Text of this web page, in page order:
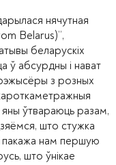
нячутная
Belarus)”,
беларускіх
ў абсурдны і нават
з розных
ўтвараюць разам,
што стужка
пакажа нам першую
што ўнікае